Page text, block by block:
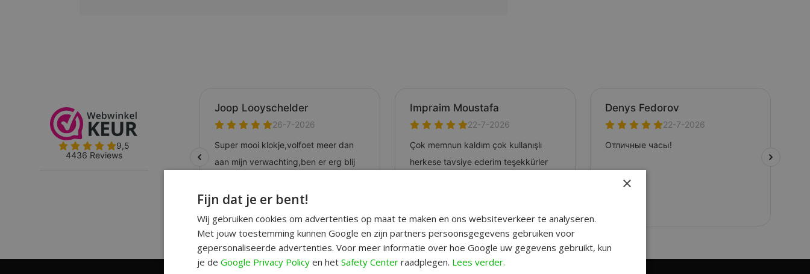
×
Fijn dat je er bent!
Wij gebruiken cookies om advertenties op maat te maken en ons websiteverkeer te analyseren.
Met jouw toestemming kunnen Google en zijn partners persoonsgegevens gebruiken voor
gepersonaliseerde advertenties. Voor meer informatie over hoe Google uw gegevens gebruikt, kun
je de Google Privacy Policy en het Safety Center raadplegen. Lees verder.